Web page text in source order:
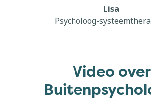
Lisa
Psycholoog-
Video over